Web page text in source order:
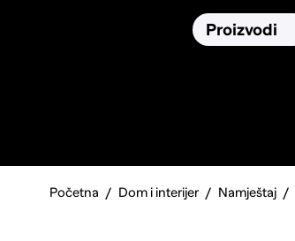
Proizvodi
Početna Dom i interijer Namještaj